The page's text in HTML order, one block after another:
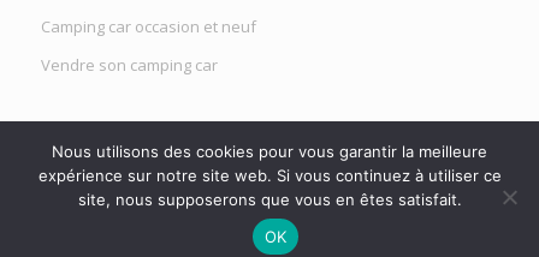
Camping car occasion et neuf
Vendre son camping car
Le Mag d'Esprit Camping Car | Netlight solutions © 2020 | Tous droits
Nous utilisons des cookies pour vous garantir la meilleure
expérience sur notre site web. Si vous continuez à utiliser ce
site, nous supposerons que vous en êtes satisfait.
OK